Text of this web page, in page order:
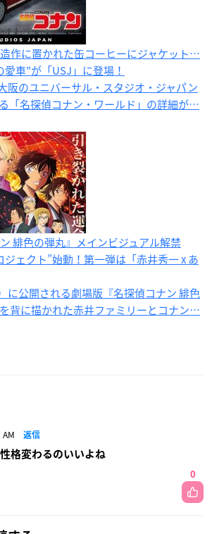
造作に置かれた缶コーヒーにジャケット…
車"が「USJ」に登場！
阪のユニバーサル・スタジオ・ジャパン
る「名探偵コナン・ワールド」の詳細が…
緋色の弾丸』メインビジュアル解禁
ジェクト”始動！第一弾は「赤井秀一 x あ
に公開される劇場版『名探偵コナン 緋色
背に描かれた赤井ファミリーとコナン…
返信
格変わるのいいよね
0